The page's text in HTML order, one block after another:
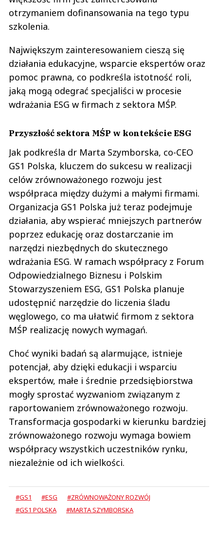
otrzymaniem dofinansowania na tego typu
szkolenia.
Największym zainteresowaniem cieszą się
działania edukacyjne, wsparcie ekspertów oraz
pomoc prawna, co podkreśla istotność roli,
jaką mogą odegrać specjaliści w procesie
wdrażania ESG w firmach z sektora MŚP.
Przyszłość sektora MŚP w kontekście ESG
Jak podkreśla dr Marta Szymborska, co-CEO
GS1 Polska, kluczem do sukcesu w realizacji
celów zrównoważonego rozwoju jest
współpraca między dużymi a małymi firmami.
Organizacja GS1 Polska już teraz podejmuje
działania, aby wspierać mniejszych partnerów
poprzez edukację oraz dostarczanie im
narzędzi niezbędnych do skutecznego
wdrażania ESG. W ramach współpracy z Forum
Odpowiedzialnego Biznesu i Polskim
Stowarzyszeniem ESG, GS1 Polska planuje
udostępnić narzędzie do liczenia śladu
węglowego, co ma ułatwić firmom z sektora
MŚP realizację nowych wymagań.
Choć wyniki badań są alarmujące, istnieje
potencjał, aby dzięki edukacji i wsparciu
ekspertów, małe i średnie przedsiębiorstwa
mogły sprostać wyzwaniom związanym z
raportowaniem zrównoważonego rozwoju.
Transformacja gospodarki w kierunku bardziej
zrównoważonego rozwoju wymaga bowiem
współpracy wszystkich uczestników rynku,
niezależnie od ich wielkości.
#GS1 #ESG
#ZRÓWNOWAŻONY ROZWÓJ
#GS1 POLSKA
#MARTA SZYMBORSKA